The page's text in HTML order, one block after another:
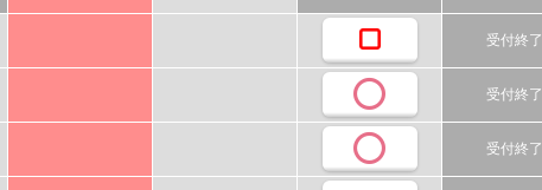
受付終了
受付終了
受付終了